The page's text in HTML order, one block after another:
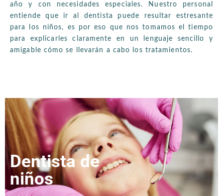
año y con necesidades especiales. Nuestro personal
entiende que ir al dentista puede resultar estresante
para los niños, es por eso que nos tomamos el tiempo
para explicarles claramente en un lenguaje sencillo y
amigable cómo se llevarán a cabo los tratamientos.
Dentista de
niños